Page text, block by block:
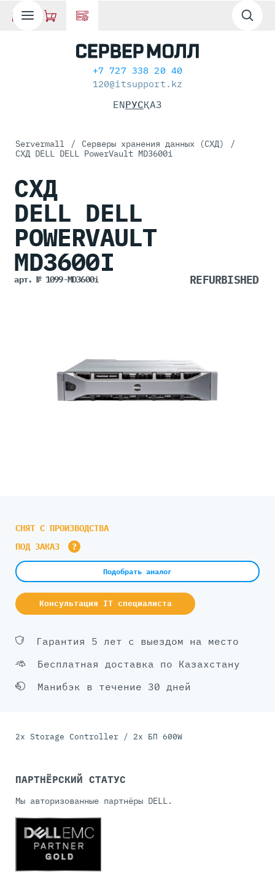
+7 727 338 20 40
120@itsupport.kz
ENРУСҚАЗ
Servermall / Серверы хранения данных (СХД)
/
СХД DELL DELL PowerVault MD3600i
СХД
DELL DELL
POWERVAULT
MD3600I
арт. № 1099-MD3600i
СНЯТ С ПРОИЗВОДСТВА
ПОД ЗАКАЗ
?
Подобрать аналог
Консультация IT специалиста
Гарантия 5 лет с выездом на место
Бесплатная доставка по Казахстану
Манибэк в течение 30 дней
2x Storage Controller / 2x БП 600W
ПАРТНЁРСКИЙ СТАТУС
Мы авторизованные партнёры DELL.